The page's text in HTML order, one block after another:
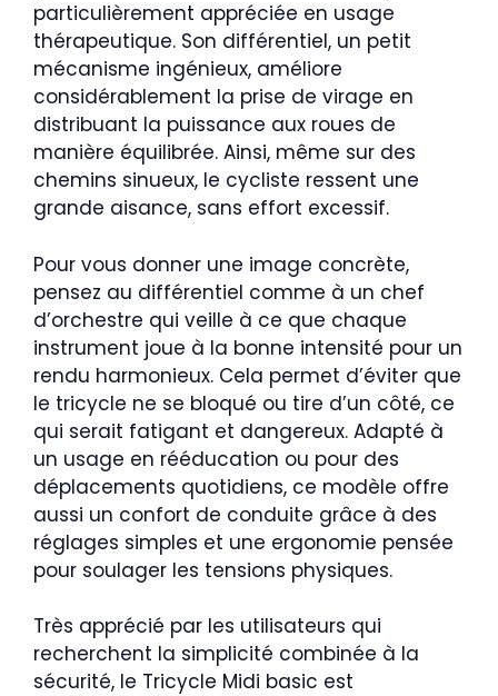
particulièrement appréciée en usage
thérapeutique. Son différentiel, un petit
mécanisme ingénieux, améliore
considérablement la prise de virage en
distribuant la puissance aux roues de
manière équilibrée. Ainsi, même sur des
chemins sinueux, le cycliste ressent une
grande aisance, sans effort excessif.
Pour vous donner une image concrète,
pensez au différentiel comme à un chef
d’orchestre qui veille à ce que chaque
instrument joue à la bonne intensité pour un
rendu harmonieux. Cela permet d’éviter que
le tricycle ne se bloqué ou tire d’un côté, ce
qui serait fatigant et dangereux. Adapté à
un usage en rééducation ou pour des
déplacements quotidiens, ce modèle offre
aussi un confort de conduite grâce à des
réglages simples et une ergonomie pensée
pour soulager les tensions physiques.
Très apprécié par les utilisateurs qui
recherchent la simplicité combinée à la
sécurité, le Tricycle Midi basic est